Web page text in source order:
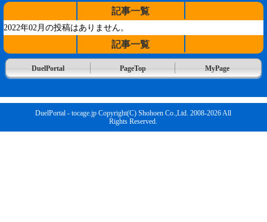
記事一覧
2022年02月の投稿はありません。
記事一覧
DuelPortal PageTop MyPage
DuelPortal - tocage.jp Copyright(C) Shohoen Co.,Ltd. 2008-2026 All
Rights Reserved.